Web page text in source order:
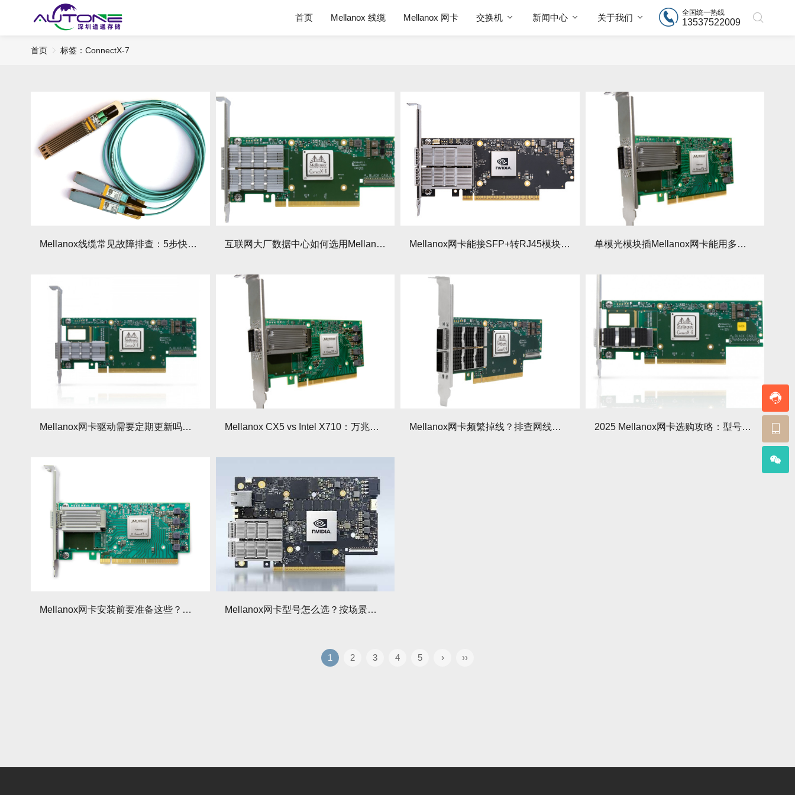
首页 Mellanox 线缆 Mellanox 网卡 交换机 新闻中心 关于我们
全国统一热线
13537522009
首页 标签：ConnectX-7
Mellanox线缆常见故障排查：5步快速定位！ 互联网大厂数据中心如何选用Mellanox网卡组网？组网方案有哪些要点？ Mellanox网卡能接SFP+转RJ45模块吗？速度影响 单模光模块插Mellanox网卡能用多模光纤吗？
Mellanox网卡驱动需要定期更新吗？更新周期 Mellanox CX5 vs Intel X710：万兆网卡性能对决 Mellanox网卡频繁掉线？排查网线和光模块兼容性 2025 Mellanox网卡选购攻略：型号对比+避坑点
Mellanox网卡安装前要准备这些？需要准备哪些硬件？ Mellanox网卡型号怎么选？按场景挑对不花冤枉钱
1 2 3 4 5 › ››